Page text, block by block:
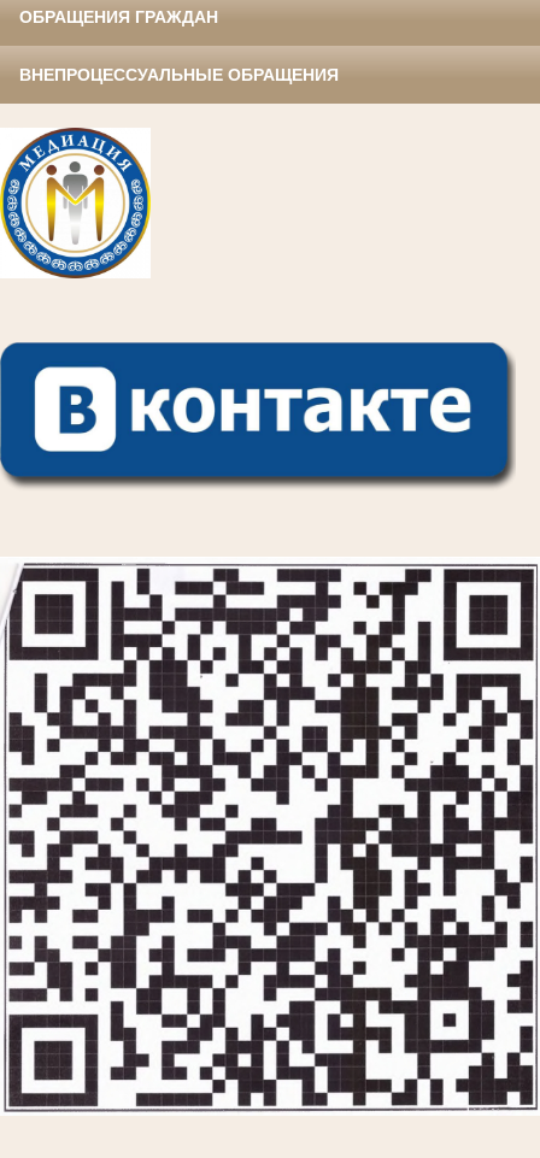
ОБРАЩЕНИЯ ГРАЖДАН
ВНЕПРОЦЕССУАЛЬНЫЕ ОБРАЩЕНИЯ